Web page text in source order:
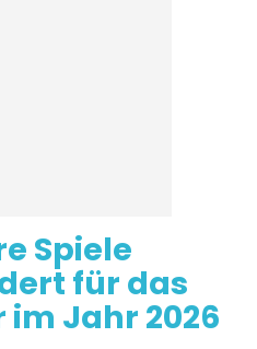
Spiele
für das
Jahr 2026